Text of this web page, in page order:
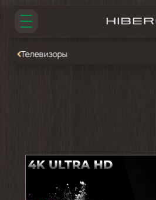
Телевизоры